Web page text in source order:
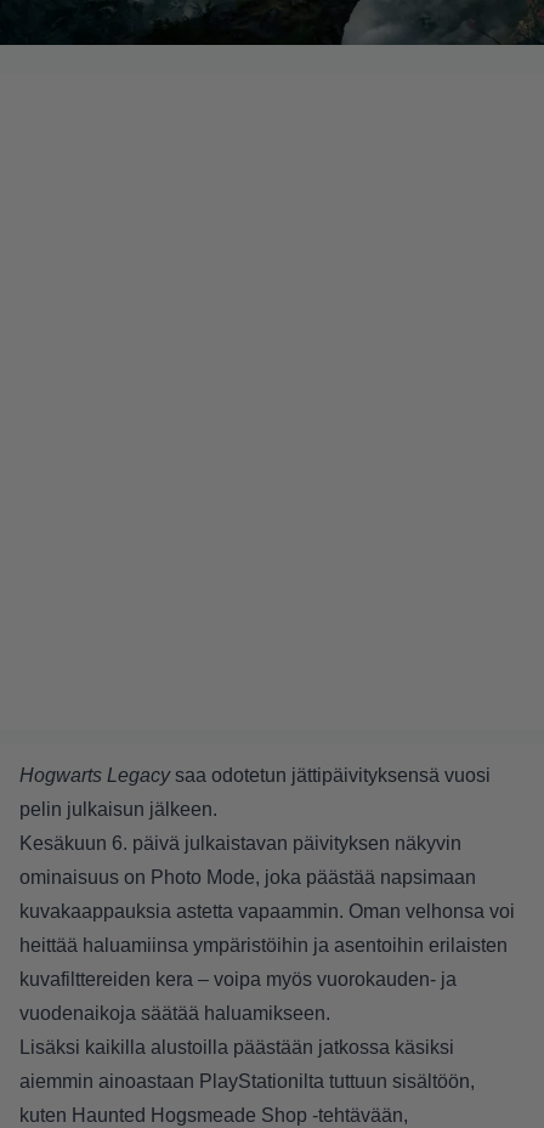
Hogwarts Legacysaa odotetun jättipäivityksensä vuosi
pelin julkaisun jälkeen.
Kesäkuun 6. päivä julkaistavan päivityksen näkyvin
ominaisuus on Photo Mode, joka päästää napsimaan
kuvakaappauksia astetta vapaammin. Oman velhonsa voi
heittää haluamiinsa ympäristöihin ja asentoihin erilaisten
kuvafilttereiden kera – voipa myös vuorokauden- ja
vuodenaikoja säätää haluamikseen.
Lisäksi kaikilla alustoilla päästään jatkossa käsiksi
aiemmin ainoastaan PlayStationilta tuttuun sisältöön,
kuten Haunted Hogsmeade Shop -tehtävään,